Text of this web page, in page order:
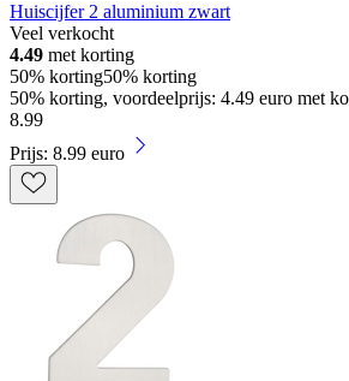
Huiscijfer 2 aluminium zwart
Veel verkocht
4.49 met korting
50% korting50% korting
50% korting, voordeelprijs: 4.49 euro met
8.99
Prijs: 8.99 euro